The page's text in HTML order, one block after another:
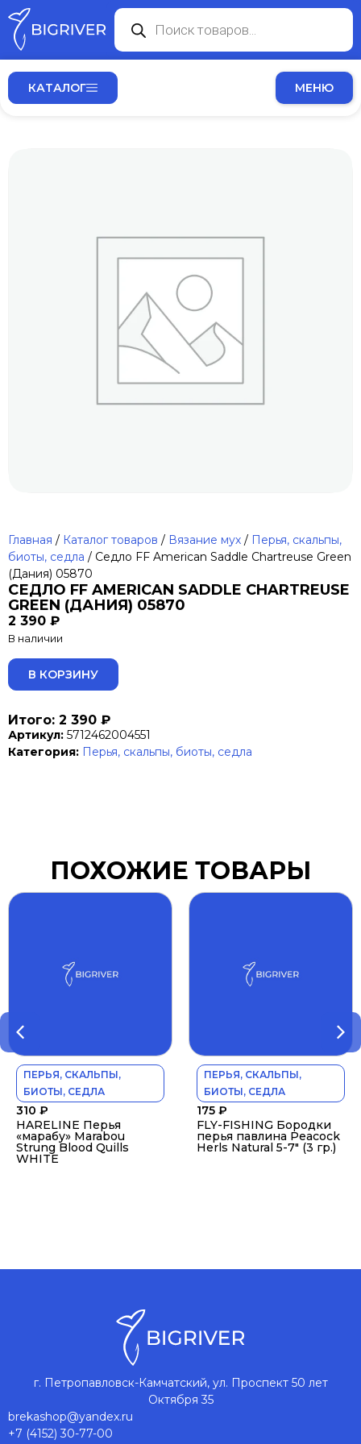
КАТАЛОГ МЕНЮ
Главная / Каталог товаров / Вязание мух / Перья, скальпы,
биоты, седла / Седло FF American Saddle Chartreuse Green
(Дания) 05870
СЕДЛО FF AMERICAN SADDLE CHARTREUSE
GREEN (ДАНИЯ) 05870
2 390 ₽
В наличии
В КОРЗИНУ
Итого: 2 390 ₽
Артикул: 5712462004551
Категория: Перья, скальпы, биоты, седла
ПОХОЖИЕ ТОВАРЫ
ПЕРЬЯ, СКАЛЬПЫ,
БИОТЫ, СЕДЛА
310 ₽
HARELINE Перья
«марабу» Marabou
Strung Blood Quills
WHITE
ПЕРЬЯ, СКАЛЬПЫ,
БИОТЫ, СЕДЛА
175 ₽
FLY-FISHING Бородки
перья павлина Peacock
Herls Natural 5-7″ (3 гр.)
г. Петропавловск-Камчатский, ул. Проспект 50 лет
Октября 35
brekashop@yandex.ru
+7 (4152) 30-77-00